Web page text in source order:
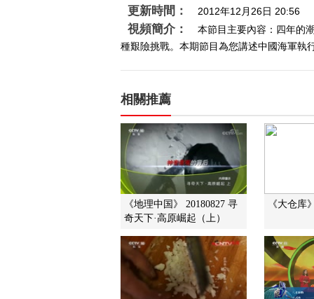
更新時間： 2012年12月26日 20:56
視頻簡介：
本節目主要內容：四年的
種艱險挑戰。本期節目為您講述中國海軍
相關推薦
《地理中国》 20180827 寻
奇天下·高原崛起（上）
《大仓库